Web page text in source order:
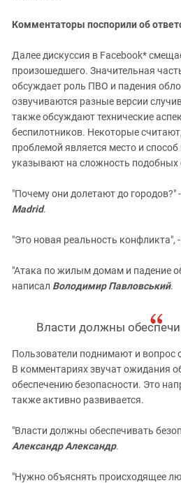
Комментаторы поспорили об
Далее дискуссия в Facebook*
произошедшего. Значительная
обсуждает роль ПВО и падения
озвучиваются разные версии
также обсуждают технические
беспилотников. Некоторые
проблемой является место и
указывают на сложность подобных
"Почему они долетают до городов?"
Madrid.
"Это новая реальность конфликта",
"Атака по жилым домам и падение
написал Володимир Павловський.
Власти должны
Пользователи поднимают и вопрос
В комментариях звучат ожидания
обеспечению безопасности. Это
также активно развивается.
"Власти должны обеспечивать
Александр Александр.
"Нужно объяснять происходящее